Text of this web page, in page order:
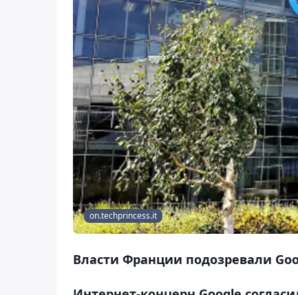
on.techprincess.it
Власти Франции подозревали